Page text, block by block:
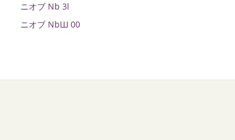
ニオブ Nb 3l
ニオブ NbШ 00